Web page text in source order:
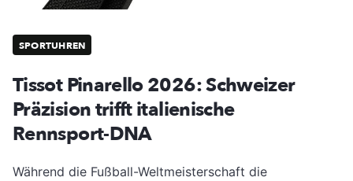
SPORTUHREN
Tissot Pinarello 2026: Schweizer
Präzision trifft italienische
Rennsport-DNA
Während die Fußball-Weltmeisterschaft die